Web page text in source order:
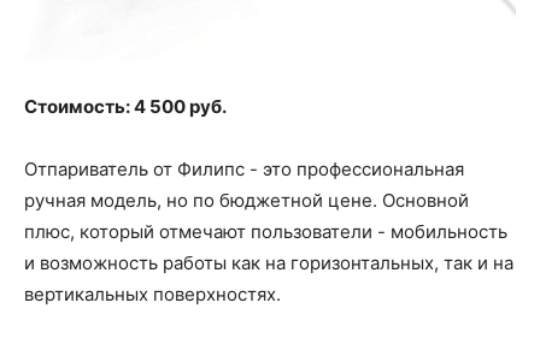
Стоимость: 4 500 руб.
Отпариватель от Филипс - это профессиональная
ручная модель, но по бюджетной цене. Основной
плюс, который отмечают пользователи - мобильность
и возможность работы как на горизонтальных, так и на
вертикальных поверхностях.